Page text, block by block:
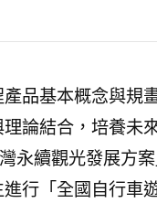
品基本概念與規
論結合，培養未
永續觀光發展方
行「全國自行車